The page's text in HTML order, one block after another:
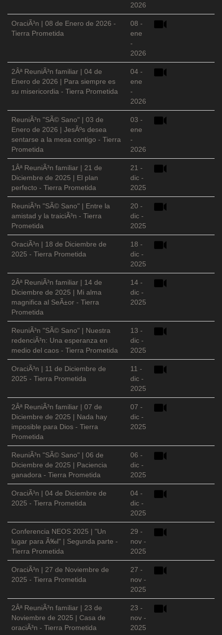
2026
OraciÃ³n | 08 de Enero de 2026 -
Tierra Prometida
08 -
ene
-
2026
2Âª ReuniÃ³n familiar | 04 de
Enero de 2026 | Para siempre es
su misericordia - Tierra Prometida
04 -
ene
-
2026
ReuniÃ³n "SÃ© Sano" | 03 de
Enero de 2026 | JesÃºs desea
sentarse a la mesa contigo - Tierra
Prometida
03 -
ene
-
2026
1Âª ReuniÃ³n familiar | 21 de
Diciembre de 2025 | El plan
perfecto - Tierra Prometida
21 -
dic -
2025
ReuniÃ³n "SÃ© Sano" | Entre la
amistad y la traiciÃ³n - Tierra
Prometida
20 -
dic -
2025
OraciÃ³n | 18 de Diciembre de
2025 - Tierra Prometida
18 -
dic -
2025
2Âª ReuniÃ³n familiar | 14 de
Diciembre de 2025 | Mi alma
magnifica al SeÃ±or - Tierra
Prometida
14 -
dic -
2025
ReuniÃ³n "SÃ© Sano" | Nuestra
redenciÃ³n: Una esperanza en
medio del caos - Tierra Prometida
13 -
dic -
2025
OraciÃ³n | 11 de Diciembre de
2025 - Tierra Prometida
11 -
dic -
2025
2Âª ReuniÃ³n familiar | 07 de
Diciembre de 2025 | Nada hay
imposible para Dios - Tierra
Prometida
07 -
dic -
2025
ReuniÃ³n "SÃ© Sano" | 06 de
Diciembre de 2025 | Paciencia
ganadora - Tierra Prometida
06 -
dic -
2025
OraciÃ³n | 04 de Diciembre de
2025 - Tierra Prometida
04 -
dic -
2025
Conferencia NEOS 2025 | "Un
lugar para Ã‰l" | Segunda parte -
Tierra Prometida
29 -
nov -
2025
OraciÃ³n | 27 de Noviembre de
2025 - Tierra Prometida
27 -
nov -
2025
2Âª ReuniÃ³n familiar | 23 de
Noviembre de 2025 | Casa de
oraciÃ³n - Tierra Prometida
23 -
nov -
2025